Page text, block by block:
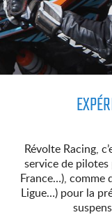
Révolte Racing,
service de
France…), comme
Ligue…) pour la